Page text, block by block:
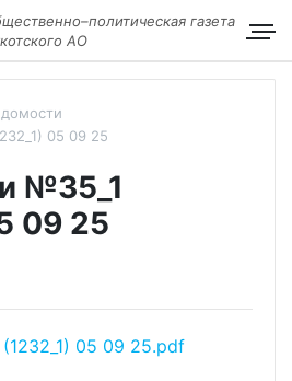
газета
АО
05 09 25
№35_1
09 25
05 09 25.pdf